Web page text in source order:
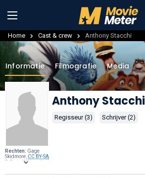
Home Cast & crew Anthony Stacchi
Rechten: Gage
Skidmore, CC BY-SA
2.0 , via Wikimedia
Informatie Filmografie Media
Anthony Stacchi
Regisseur (3) Schrijver (2)